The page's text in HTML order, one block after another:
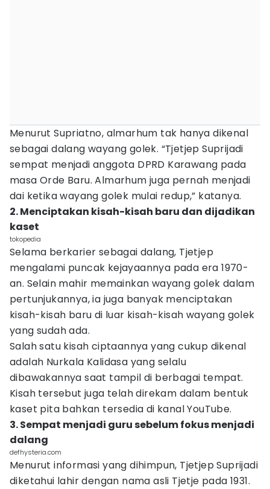
Menurut Supriatno, almarhum tak hanya dikenal
sebagai dalang wayang golek. “Tjetjep Suprijadi
sempat menjadi anggota DPRD Karawang pada
masa Orde Baru. Almarhum juga pernah menjadi
dai ketika wayang golek mulai redup,” katanya.
2. Menciptakan kisah-kisah baru dan dijadikan
kaset
tokopedia
Selama berkarier sebagai dalang, Tjetjep
mengalami puncak kejayaannya pada era 1970-
an. Selain mahir memainkan wayang golek dalam
pertunjukannya, ia juga banyak menciptakan
kisah-kisah baru di luar kisah-kisah wayang golek
yang sudah ada.
Salah satu kisah ciptaannya yang cukup dikenal
adalah Nurkala Kalidasa yang selalu
dibawakannya saat tampil di berbagai tempat.
Kisah tersebut juga telah direkam dalam bentuk
kaset pita bahkan tersedia di kanal YouTube.
3. Sempat menjadi guru sebelum fokus menjadi
dalang
defhysteria.com
Menurut informasi yang dihimpun, Tjetjep Suprijadi
diketahui lahir dengan nama asli Tjetje pada 1931.